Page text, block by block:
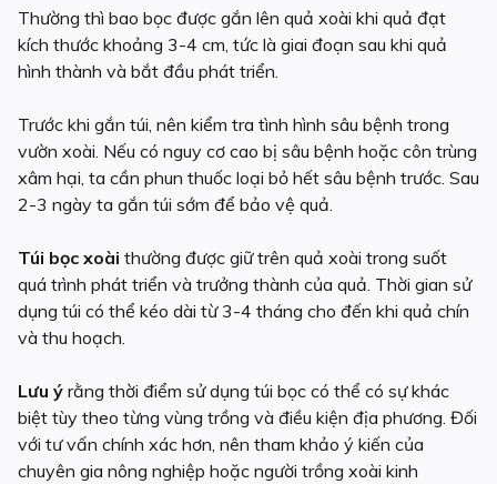
Thường thì bao bọc được gắn lên quả xoài khi quả đạt
kích thước khoảng 3-4 cm, tức là giai đoạn sau khi quả
hình thành và bắt đầu phát triển.
Trước khi gắn túi, nên kiểm tra tình hình sâu bệnh trong
vườn xoài. Nếu có nguy cơ cao bị sâu bệnh hoặc côn trùng
xâm hại, ta cần phun thuốc loại bỏ hết sâu bệnh trước. Sau
2-3 ngày ta gắn túi sớm để bảo vệ quả.
Túi bọc xoài thường được giữ trên quả xoài trong suốt
quá trình phát triển và trưởng thành của quả. Thời gian sử
dụng túi có thể kéo dài từ 3-4 tháng cho đến khi quả chín
và thu hoạch.
Lưu ý rằng thời điểm sử dụng túi bọc có thể có sự khác
biệt tùy theo từng vùng trồng và điều kiện địa phương. Đối
với tư vấn chính xác hơn, nên tham khảo ý kiến của
chuyên gia nông nghiệp hoặc người trồng xoài kinh